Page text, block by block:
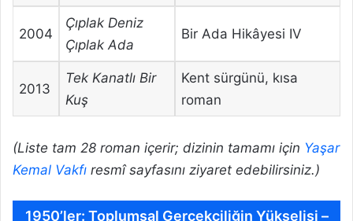
2004
Çıplak Deniz
Çıplak Ada
Bir Ada Hikâyesi IV
2013
Tek Kanatlı Bir
Kuş
Kent sürgünü, kısa
roman
(Liste tam 28 roman içerir; dizinin tamamı için Yaşar
Kemal Vakfı resmî sayfasını ziyaret edebilirsiniz.)
1950’ler: Toplumsal Gerçekçiliğin Yükselişi –